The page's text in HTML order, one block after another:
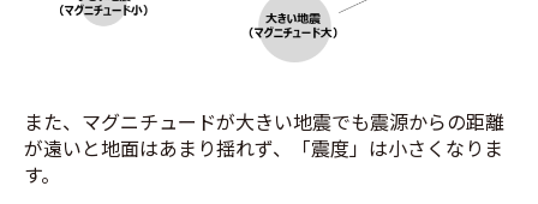
また、マグニチュードが大きい地震でも震源からの距離
が遠いと地面はあまり揺れず、「震度」は小さくなりま
す。